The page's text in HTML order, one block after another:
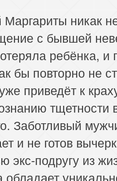
никак
с бывшей
ребёнка, и
бы повторно не
приведёт к
тщетности
Заботливый
и не готов
экс-подругу из